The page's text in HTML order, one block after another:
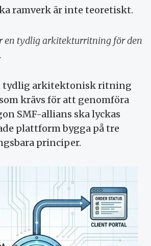
ramverk är inte teoretiskt.
en tydlig arkitekturritning för den
tydlig arkitektonisk ritning
krävs för att genomföra
SMF-allians ska lyckas
plattform bygga på tre
principer.